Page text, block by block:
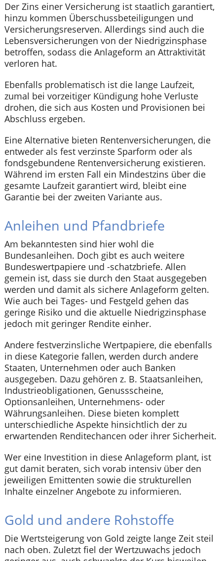
Der Zins einer Versicherung ist staatlich garantiert,
hinzu kommen Überschussbeteiligungen und
Versicherungsreserven. Allerdings sind auch die
Lebensversicherungen von der Niedrigzinsphase
betroffen, sodass die Anlageform an Attraktivität
verloren hat.
Ebenfalls problematisch ist die lange Laufzeit,
zumal bei vorzeitiger Kündigung hohe Verluste
drohen, die sich aus Kosten und Provisionen bei
Abschluss ergeben.
Eine Alternative bieten Rentenversicherungen, die
entweder als fest verzinste Sparform oder als
fondsgebundene Rentenversicherung existieren.
Während im ersten Fall ein Mindestzins über die
gesamte Laufzeit garantiert wird, bleibt eine
Garantie bei der zweiten Variante aus.
Anleihen und Pfandbriefe
Am bekanntesten sind hier wohl die
Bundesanleihen. Doch gibt es auch weitere
Bundeswertpapiere und -schatzbriefe. Allen
gemein ist, dass sie durch den Staat ausgegeben
werden und damit als sichere Anlageform gelten.
Wie auch bei Tages- und Festgeld gehen das
geringe Risiko und die aktuelle Niedrigzinsphase
jedoch mit geringer Rendite einher.
Andere festverzinsliche Wertpapiere, die ebenfalls
in diese Kategorie fallen, werden durch andere
Staaten, Unternehmen oder auch Banken
ausgegeben. Dazu gehören z. B. Staatsanleihen,
Industrieobligationen, Genussscheine,
Optionsanleihen, Unternehmens- oder
Währungsanleihen. Diese bieten komplett
unterschiedliche Aspekte hinsichtlich der zu
erwartenden Renditechancen oder ihrer Sicherheit.
Wer eine Investition in diese Anlageform plant, ist
gut damit beraten, sich vorab intensiv über den
jeweiligen Emittenten sowie die strukturellen
Inhalte einzelner Angebote zu informieren.
Gold und andere Rohstoffe
Die Wertsteigerung von Gold zeigte lange Zeit steil
nach oben. Zuletzt fiel der Wertzuwachs jedoch